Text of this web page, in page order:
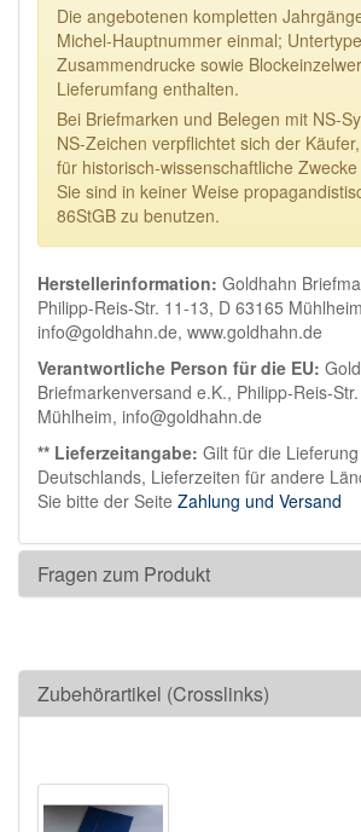
Die angebotenen kompletten
Michel-Hauptnummer einmal;
Zusammendrucke sowie
Lieferumfang enthalten.
Bei Briefmarken und Belegen mit NS-
NS-Zeichen verpflichtet sich der
für historisch-wissenschaftliche
Sie sind in keiner Weise
86StGB zu benutzen.
Herstellerinformation: Goldhahn
Philipp-Reis-Str. 11-13, D 63165
info@goldhahn.de, www.goldhahn.de
Verantwortliche Person für die EU:
Briefmarkenversand e.K., Philipp-Reis-
Mühlheim, info@goldhahn.de
** Lieferzeitangabe: Gilt für die
Deutschlands, Lieferzeiten für andere
Sie bitte der Seite Zahlung und Versand
Fragen zum Produkt
Zubehörartikel (Crosslinks)